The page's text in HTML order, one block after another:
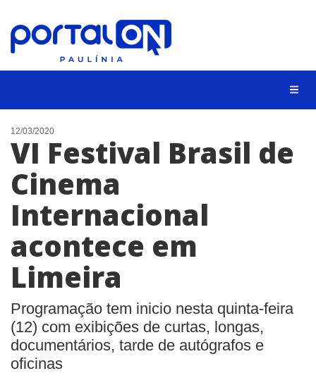
CIDADES
EVENTOS
EMPREGO
ANIVERSÁRIO DAS CIDADES
ANUNCIE
CONTATO
12/03/2020
VI Festival Brasil de
Cinema
Internacional
acontece em
Limeira
Programação tem inicio nesta quinta-feira
(12) com exibições de curtas, longas,
documentários, tarde de autógrafos e
oficinas